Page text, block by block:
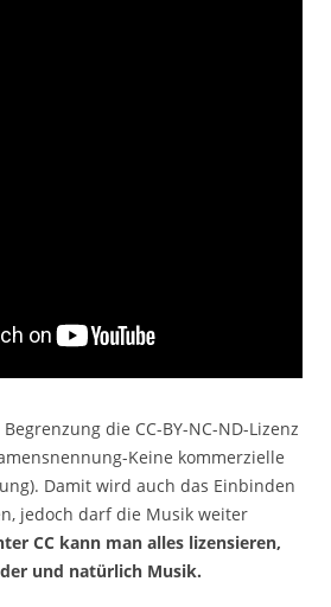
die CC-BY-NC-ND-Lizenz
Keine kommerzielle
Damit wird auch das Einbinden
jedoch darf die Musik weiter
CC kann man alles lizensieren,
und natürlich Musik.